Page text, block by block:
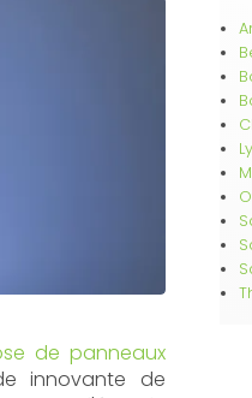
de panneaux
innovante de